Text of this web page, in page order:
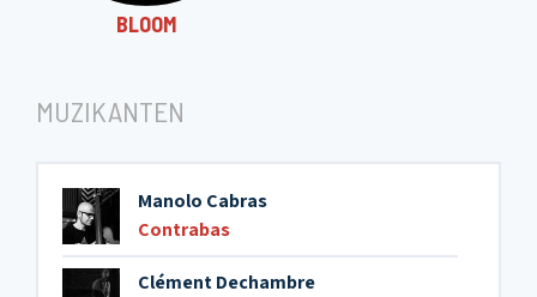
BLOOM
MUZIKANTEN
Manolo Cabras
Contrabas
Clément Dechambre